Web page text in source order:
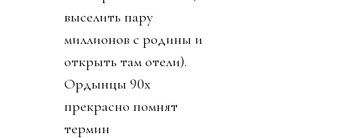
выселить пару
миллионов с родины и
открыть там отели).
Ордынцы 90х
прекрасно помнят
термин